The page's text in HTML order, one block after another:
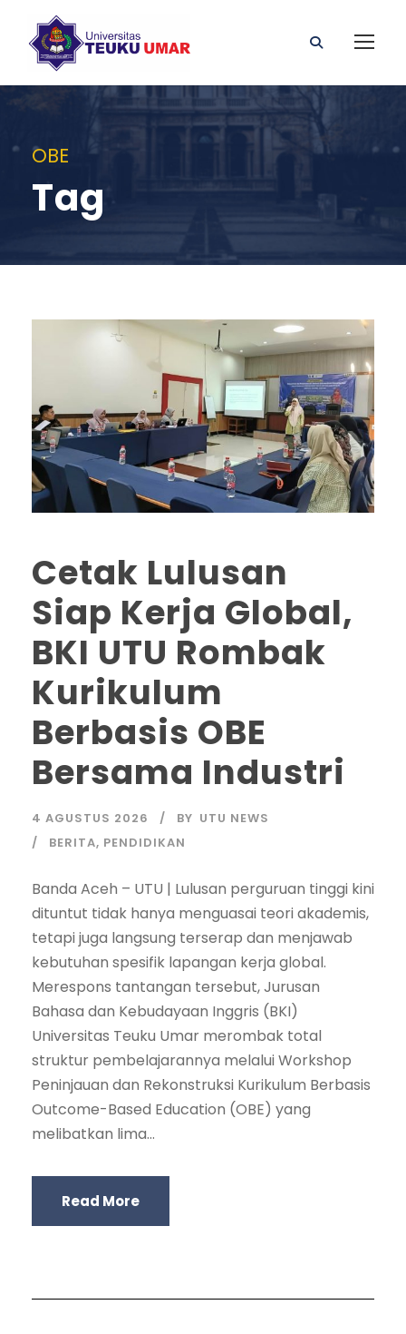
OBE
Tag
Cetak Lulusan
Siap Kerja Global,
BKI UTU Rombak
Kurikulum
Berbasis OBE
Bersama Industri
4 AGUSTUS 2026 BY UTU NEWS
BERITA, PENDIDIKAN
Banda Aceh – UTU | Lulusan perguruan tinggi kini
dituntut tidak hanya menguasai teori akademis,
tetapi juga langsung terserap dan menjawab
kebutuhan spesifik lapangan kerja global.
Merespons tantangan tersebut, Jurusan
Bahasa dan Kebudayaan Inggris (BKI)
Universitas Teuku Umar merombak total
struktur pembelajarannya melalui Workshop
Peninjauan dan Rekonstruksi Kurikulum Berbasis
Outcome-Based Education (OBE) yang
melibatkan lima...
Read More